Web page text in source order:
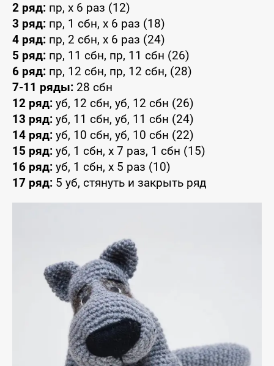
2 ряд: пр, x 6 раз (12)
3 ряд: пр, 1 сбн, x 6 раз (18)
4 ряд: пр, 2 сбн, x 6 раз (24)
5 ряд: пр, 11 сбн, пр, 11 сбн (26)
6 ряд: пр, 12 сбн, пр, 12 сбн, (28)
7-11 ряды: 28 сбн
12 ряд: уб, 12 сбн, уб, 12 сбн (26)
13 ряд: уб, 11 сбн, уб, 11 сбн (24)
14 ряд: уб, 10 сбн, уб, 10 сбн (22)
15 ряд: уб, 1 сбн, x 7 раз, 1 сбн (15)
16 ряд: уб, 1 сбн, x 5 раз (10)
17 ряд: 5 уб, стянуть и закрыть ряд